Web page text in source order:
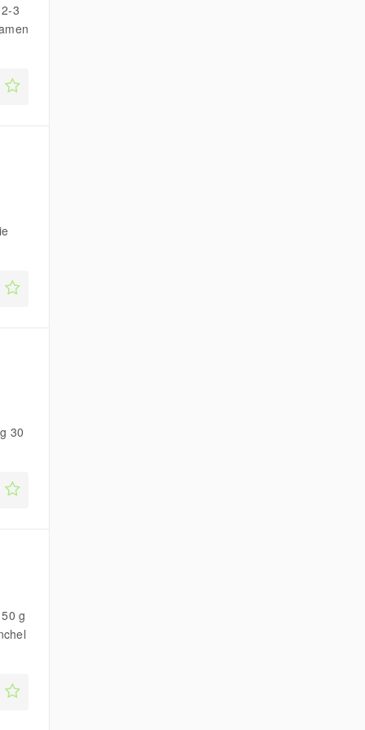
3
30
g